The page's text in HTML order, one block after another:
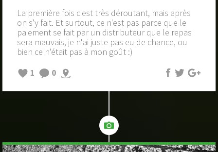
La première fois c'est très déroutant, mais après
on s'y fait. Et surtout, ce n'est pas parce que le
paiement se fait par un distributeur que le repas
sera mauvais, je n'ai juste pas eu de chance, ou
bien ce n'était pas à mon goût :)
1
0